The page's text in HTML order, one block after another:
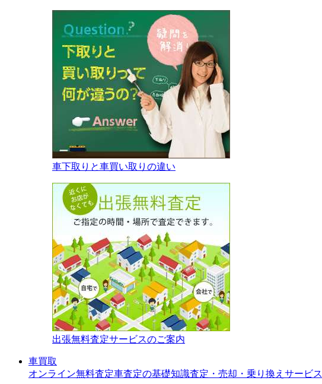
車下取りと車買い取りの違い
出張無料査定サービスのご案内
車買取
オンライン無料査定車査定の基礎知識査定・売却・乗り換えサービス